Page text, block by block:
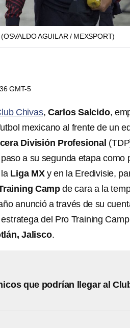
(OSVALDO AGUILAR / MEXSPORT)
GMT-5
Chivas, Carlos Salcido,
mexicano al frente de un
División Profesional
a su segunda etapa como
Liga MXy en la Eredivisie,
Camp de cara a la
anunció a través de su
del Pro Training
Jalisco.
que podrían llegar al